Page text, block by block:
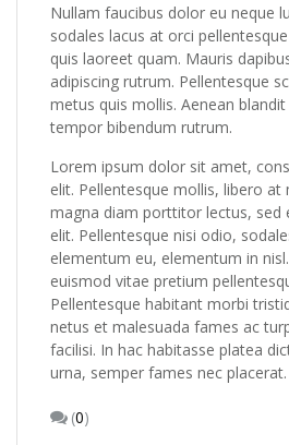
Nullam faucibus dolor eu neque
sodales lacus at orci
quis laoreet quam. Mauris
adipiscing rutrum. Pellentesque
metus quis mollis. Aenean
tempor bibendum rutrum.
Lorem ipsum dolor sit amet,
elit. Pellentesque mollis, libero at
magna diam porttitor lectus, sed
elit. Pellentesque nisi odio,
elementum eu, elementum in
euismod vitae pretium
Pellentesque habitant morbi
netus et malesuada fames ac
facilisi. In hac habitasse platea
urna, semper fames nec placerat.
(0)